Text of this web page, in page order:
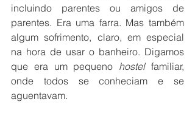
incluindo parentes ou amigos de
parentes. Era uma farra. Mas também
algum sofrimento, claro, em especial
na hora de usar o banheiro. Digamos
que era um pequeno hostel familiar,
onde todos se conheciam e se
aguentavam.